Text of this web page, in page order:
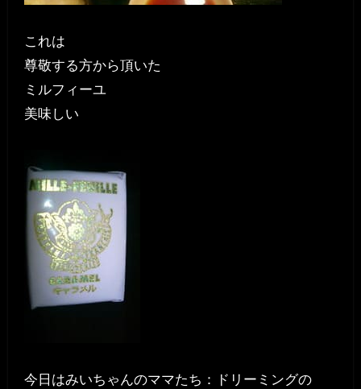
これは
尊敬する方から頂いた
ミルフィーユ
美味しい
今日はみいちゃんのママたち：ドリーミングの